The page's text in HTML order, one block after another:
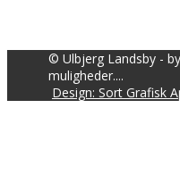
© Ulbjerg Landsby -
muligheder....
Design: Sort Grafisk